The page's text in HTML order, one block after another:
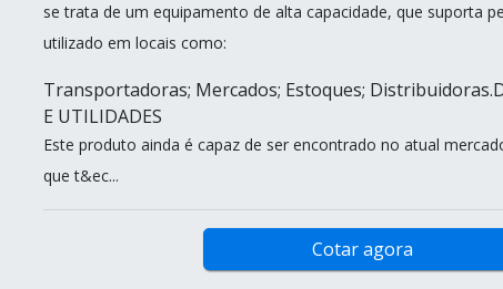
se trata de um equipamento de alta capacidade, que suporta
utilizado em locais como:
Transportadoras; Mercados; Estoques;
E UTILIDADES
Este produto ainda é capaz de ser encontrado no atual
que t&ec...
Cotar agora